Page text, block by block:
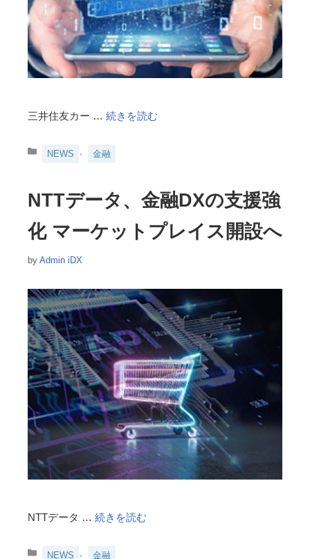
三井住友カー … 続きを読む
カNEWS 、 金融
NTTデータ、金融DXの支援強
化 マーケットプレイス開設へ
by Admin iDX
NTTデータ … 続きを読む
カNEWS 金融